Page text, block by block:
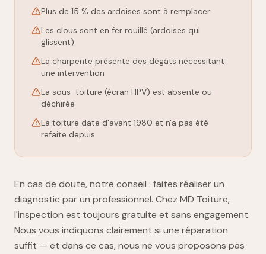
Plus de 15 % des ardoises sont à remplacer
Les clous sont en fer rouillé (ardoises qui
glissent)
La charpente présente des dégâts nécessitant
une intervention
La sous-toiture (écran HPV) est absente ou
déchirée
La toiture date d'avant 1980 et n'a pas été
refaite depuis
En cas de doute, notre conseil : faites réaliser un
diagnostic par un professionnel. Chez MD Toiture,
l'inspection est toujours gratuite et sans engagement.
Nous vous indiquons clairement si une réparation
suffit — et dans ce cas, nous ne vous proposons pas